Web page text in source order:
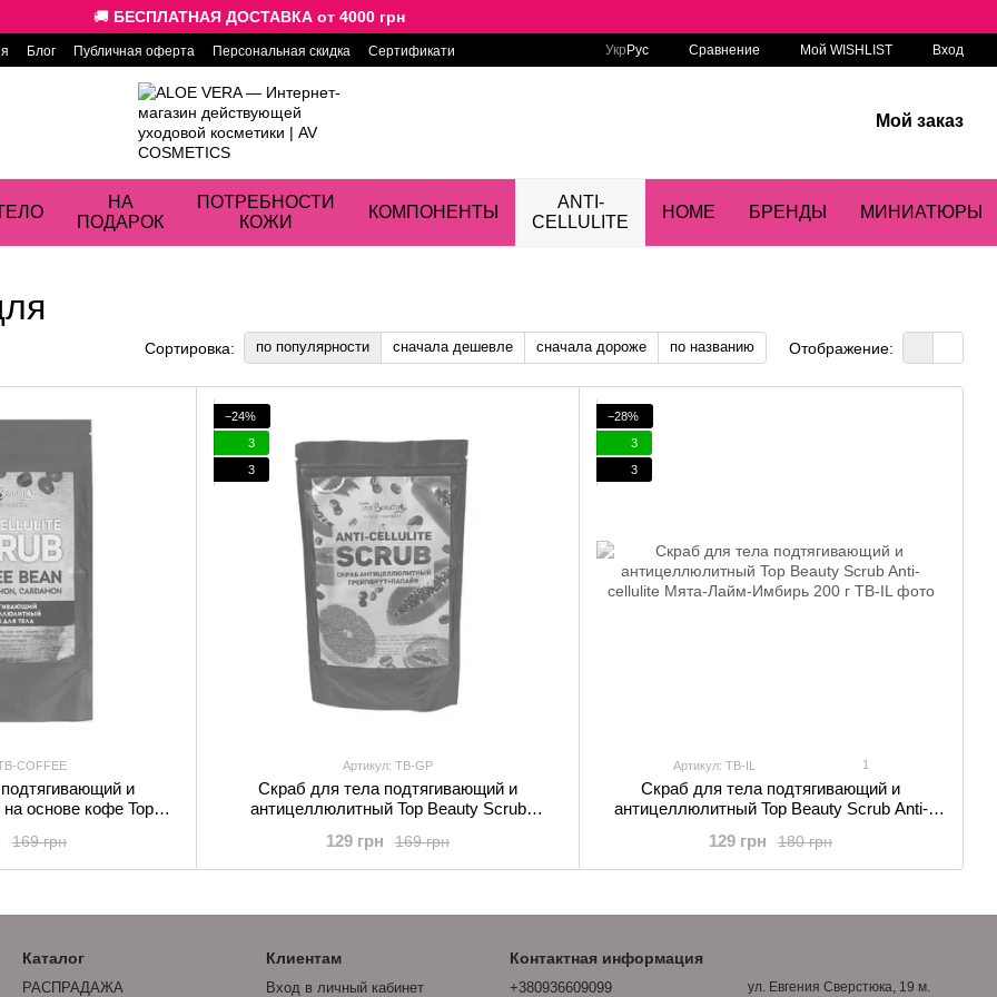
🚚 БЕСПЛАТНАЯ ДОСТАВКА от 4000 грн
Блог Публичная оферта Персональная скидка Сертификати Укр Рус Сравнение Мой WISHLIST Вход
Мой заказ
НА
ПОДАРОК
ПОТРЕБНОСТИ
КОЖИ
КОМПОНЕНТЫ
ANTI-
CELLULITE
HOME БРЕНДЫ МИНИАТЮРЫ
Сортировка: по популярности сначала дешевле сначала дороже по названию Отображение:
COFFEE
и
основе кофе Top
169 грн
−24%
3
3
Артикул: TB-GP
Скраб для тела подтягивающий и
антицеллюлитный Top Beauty Scrub
169 грн
129 грн
−28%
3
3
Артикул: TB-IL 1
Скраб для тела подтягивающий и
антицеллюлитный Top Beauty Scrub Anti-
180 грн
129 грн
Каталог
РАСПРАДАЖА
Клиентам
Вход в личный кабинет
Контактная информация
+380936609099
ул. Евгения Сверстюка, 19 м.